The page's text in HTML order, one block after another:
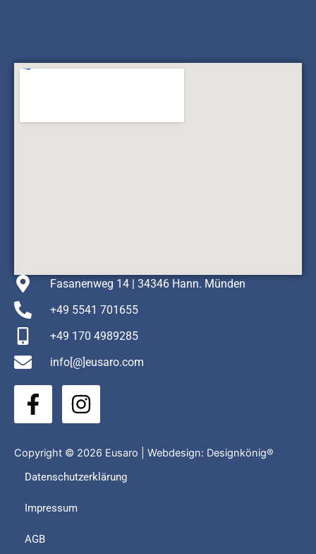
Fasanenweg 14 | 34346 Hann. Münden
+49 5541 701655
+49 170 4989285
info[@]eusaro.com
F
a
e
b
o
o
k
I
n
t
a
Copyright © 2026 Eusaro | Webdesign: Designkönig®
Datenschutzerklärung
Impressum
AGB